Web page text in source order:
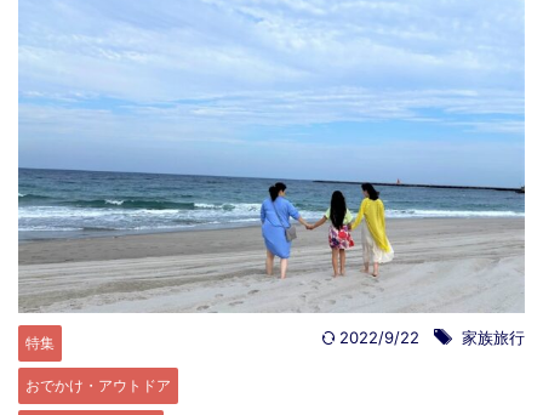
特集
おでかけ・アウトドア
2022/9/22 家族旅行